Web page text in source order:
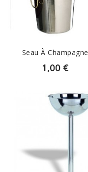
EN SAVOIR PLUS
Seau À Champagne
1,00 €
EN SAVOIR PLUS